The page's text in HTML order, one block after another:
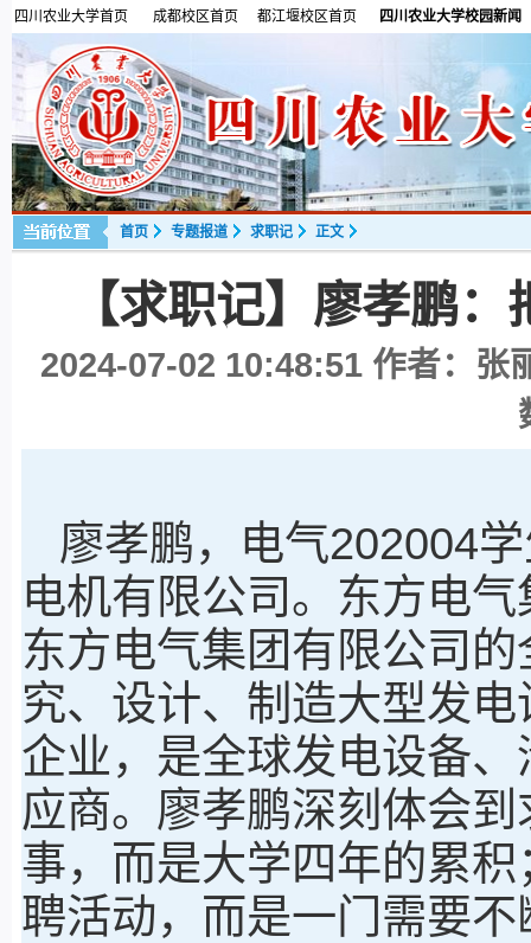
四川农业大学首页 成都校区首页 都江堰校区首页 四川农业大学校园新闻
首页 专题报道 求职记 正文
【求职记】廖孝鹏
2024-07-02 10:48:51作者：张
廖孝鹏，电气202004
电机有限公司。东方电
东方电气集团有限公司
究、设计、制造大型发
企业，是全球发电设备
应商。廖孝鹏深刻体会
事，而是大学四年的累
聘活动，而是一门需要